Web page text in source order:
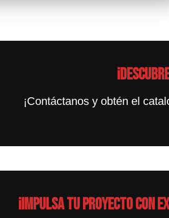
¡Contáctanos y obtén el
¡Impulsa tu proyecto con